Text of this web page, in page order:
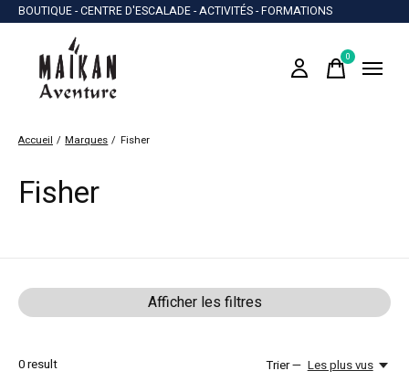
BOUTIQUE - CENTRE D'ESCALADE - ACTIVITÉS - FORMATIONS
0items
Accueil / Marques / Fisher
Fisher
Afficher les filtres
0result Trier — Les plus vus